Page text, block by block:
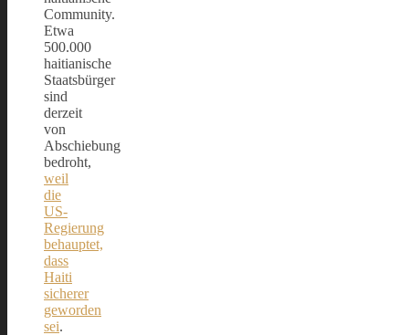
Community.
Etwa
500.000
haitianische
Staatsbürger
sind
derzeit
von
Abschiebung
bedroht,
weil
die
US-
Regierung
behauptet,
dass
Haiti
sicherer
geworden
sei.